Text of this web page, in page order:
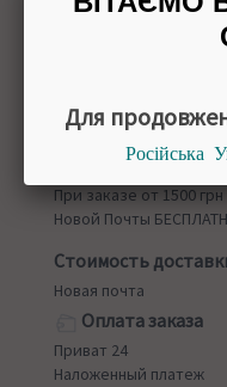
20 палочек
Доставка
При заказе от 1500
Новой Почты
Стоимость
Новая почта
Оплата заказа
Приват 24
Наложенный платеж
Для
Російська